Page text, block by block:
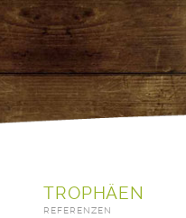
TROPHÄEN
REFERENZEN